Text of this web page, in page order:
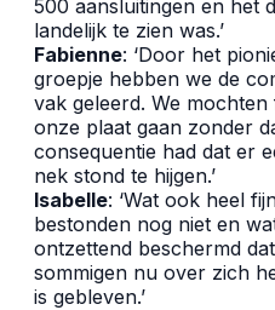
500 aansluitingen en het
landelijk te zien was.’
Fabienne: ‘Door het
groepje hebben we de
vak geleerd. We
onze plaat gaan zonder
consequentie had dat er
nek stond te hijgen.’
Isabelle: ‘Wat ook heel
bestonden nog niet en
ontzettend beschermd
sommigen nu over zich
is gebleven.’